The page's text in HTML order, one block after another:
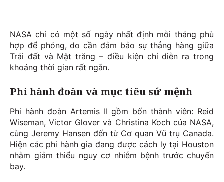
NASA chỉ có một số ngày nhất định mỗi tháng phù
hợp để phóng, do cần đảm bảo sự thẳng hàng giữa
Trái đất và Mặt trăng – điều kiện chỉ diễn ra trong
khoảng thời gian rất ngắn.
Phi hành đoàn và mục tiêu sứ mệnh
Phi hành đoàn Artemis II gồm bốn thành viên: Reid
Wiseman, Victor Glover và Christina Koch của NASA,
cùng Jeremy Hansen đến từ Cơ quan Vũ trụ Canada.
Hiện các phi hành gia đang được cách ly tại Houston
nhằm giảm thiểu nguy cơ nhiễm bệnh trước chuyến
bay.